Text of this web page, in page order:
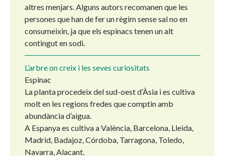
altres menjars. Alguns autors recomanen que les
persones que han de fer un règim sense sal no en
consumeixin, ja que els espinacs tenen un alt
contingut en sodi.
L’arbre on creix i les seves curiositats
Espinac
La planta procedeix del sud-oest d’Àsia i es cultiva
molt en les regions fredes que comptin amb
abundància d’aigua.
A Espanya es cultiva a València, Barcelona, Lleida,
Madrid, Badajoz, Córdoba, Tarragona, Toledo,
Navarra, Alacant.